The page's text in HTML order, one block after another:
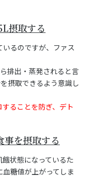
摂取する
るのですが、ファス
排出・蒸発されると言
摂取できるよう意識し
することを防ぎ、デト
事を摂取する
状態になっているた
糖値が上がってしま